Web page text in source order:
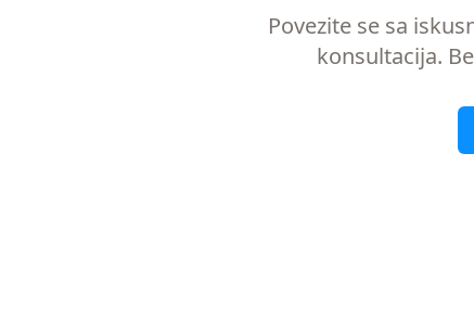
Povezite se sa
konsultacija.